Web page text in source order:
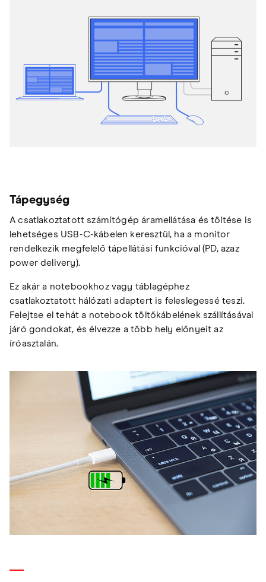
Tápegység
A csatlakoztatott számítógép áramellátása és töltése is
lehetséges USB-C-kábelen keresztül, ha a monitor
rendelkezik megfelelő tápellátási funkcióval (PD, azaz
power delivery).
Ez akár a notebookhoz vagy táblagéphez
csatlakoztatott hálózati adaptert is feleslegessé teszi.
Felejtse el tehát a notebook töltőkábelének szállításával
járó gondokat, és élvezze a több hely előnyeit az
íróasztalán.